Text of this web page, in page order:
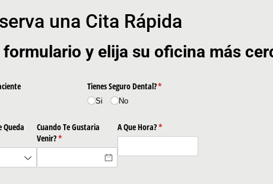
una Cita Rápida
y elija su oficina más